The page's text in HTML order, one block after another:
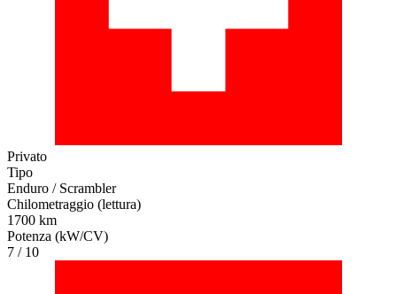
Privato
Tipo
Enduro / Scrambler
Chilometraggio (lettura)
1700 km
Potenza (kW/CV)
7 / 10